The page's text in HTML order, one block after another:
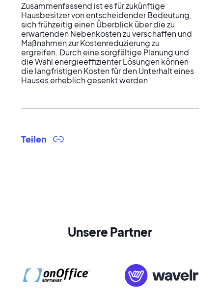
Zusammenfassend ist es für zukünftige
Hausbesitzer von entscheidender Bedeutung,
sich frühzeitig einen Überblick über die zu
erwartenden Nebenkosten zu verschaffen und
Maßnahmen zur Kostenreduzierung zu
ergreifen. Durch eine sorgfältige Planung und
die Wahl energieeffizienter Lösungen können
die langfristigen Kosten für den Unterhalt eines
Hauses erheblich gesenkt werden.
Teilen
Unsere Partner